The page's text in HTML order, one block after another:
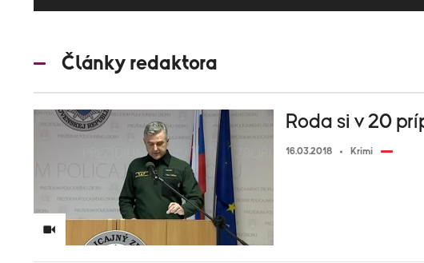
Články redaktora
Roda si v 20
16.03.2018 Krimi